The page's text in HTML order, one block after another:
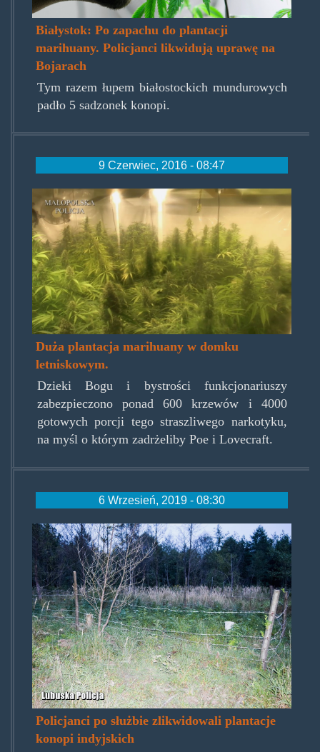
Białystok: Po zapachu do plantacji
marihuany. Policjanci likwidują uprawę na
Bojarach
Tym razem łupem białostockich mundurowych
padło 5 sadzonek konopi.
9 Czerwiec, 2016 - 08:47
plantacjawdomku00.jpg
Duża plantacja marihuany w domku
letniskowym.
Dzieki Bogu i bystrości funkcjonariuszy
zabezpieczono ponad 600 krzewów i 4000
gotowych porcji tego straszliwego narkotyku,
na myśl o którym zadrżeliby Poe i Lovecraft.
6 Wrzesień, 2019 - 08:30
gubinplantacjawlesie.jpg
Policjanci po służbie zlikwidowali plantacje
konopi indyjskich